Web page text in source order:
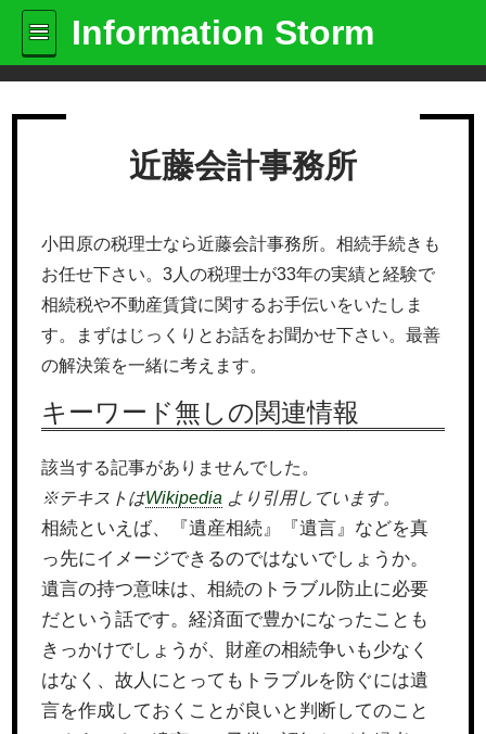
Information Storm
近藤会計事務所
小田原の税理士なら近藤会計事務所。相続手続きも
お任せ下さい。3人の税理士が33年の実績と経験で
相続税や不動産賃貸に関するお手伝いをいたしま
す。まずはじっくりとお話をお聞かせ下さい。最善
の解決策を一緒に考えます。
キーワード無しの関連情報
該当する記事がありませんでした。
※テキストはWikipedia より引用しています。
相続といえば、『遺産相続』『遺言』などを真
っ先にイメージできるのではないでしょうか。
遺言の持つ意味は、相続のトラブル防止に必要
だという話です。経済面で豊かになったことも
きっかけでしょうが、財産の相続争いも少なく
はなく、故人にとってもトラブルを防ぐには遺
言を作成しておくことが良いと判断してのこと